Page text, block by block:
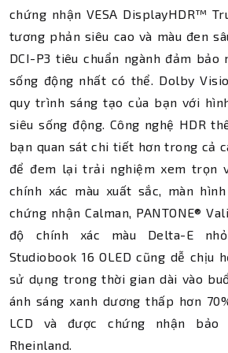
chứng nhận VESA DisplayHDR™
tương phản siêu cao và màu đen
DCI-P3 tiêu chuẩn ngành đảm bảo
sống động nhất có thể. Dolby
quy trình sáng tạo của bạn với
siêu sống động. Công nghệ HDR
bạn quan sát chi tiết hơn trong cả
để đem lại trải nghiệm xem trọn
chính xác màu xuất sắc, màn
chứng nhận Calman, PANTONE®
độ chính xác màu Delta-E
Studiobook 16 OLED cũng dễ chịu
sử dụng trong thời gian dài vào
ánh sáng xanh dương thấp hơn
LCD và được chứng nhận
Rheinland.